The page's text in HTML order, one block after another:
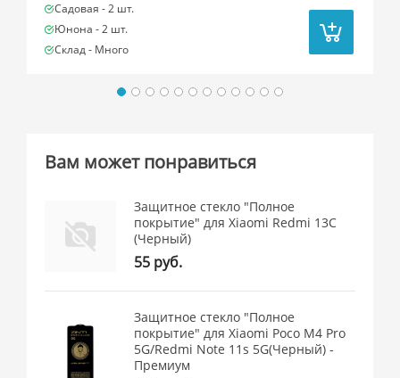
Садовая -2 шт.
Юнона -2 шт.
Склад - Много
Вам может понравиться
Защитное стекло "Полное
покрытие" для Xiaomi Redmi 13C
(Черный)
55 руб.
Защитное стекло "Полное
покрытие" для Xiaomi Poco M4 Pro
5G/Redmi Note 11s 5G(Черный) -
Премиум